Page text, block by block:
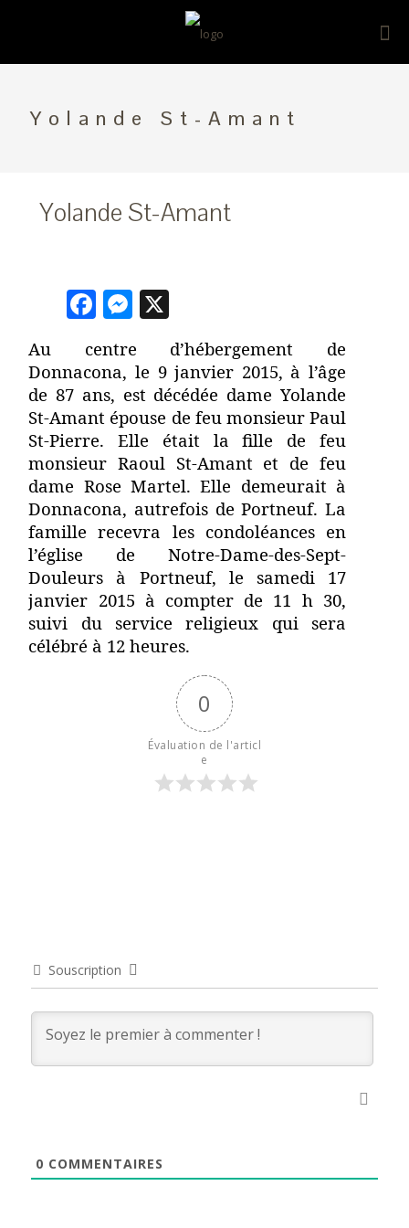
Yolande St-Amant
Yolande St-Amant
Facebook
Messenger
Au centre d’hébergement de
Donnacona, le 9 janvier 2015, à l’âge
de 87 ans, est décédée dame Yolande
St-Amant épouse de feu monsieur Paul
St-Pierre. Elle était la fille de feu
monsieur Raoul St-Amant et de feu
dame Rose Martel. Elle demeurait à
Donnacona, autrefois de Portneuf. La
famille recevra les condoléances en
l’église de Notre-Dame-des-Sept-
Douleurs à Portneuf, le samedi 17
janvier 2015 à compter de 11 h 30,
suivi du service religieux qui sera
célébré à 12 heures.
0
Évaluation de l'articl
e
Souscription
0 COMMENTAIRES